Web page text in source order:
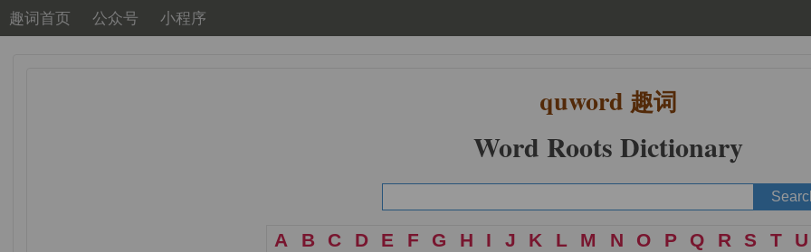
趣词首页 公众号 小程序
quword 趣词
Word Roots Dictionary
A B C D E F G H I J K L M N O P Q R S T U